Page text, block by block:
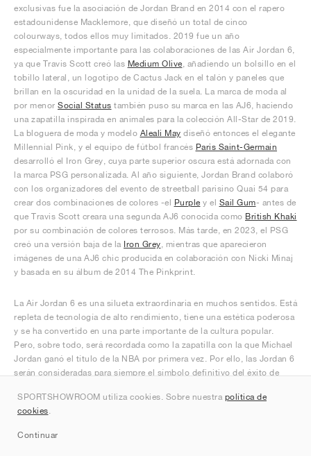
exclusivas fue la asociación de Jordan Brand en 2014 con el rapero
estadounidense Macklemore, que diseñó un total de cinco
colourways, todos ellos muy limitados. 2019 fue un año
especialmente importante para las colaboraciones de las Air Jordan 6,
ya que Travis Scott creó las Medium Olive , añadiendo un bolsillo en el
tobillo lateral, un logotipo de Cactus Jack en el talón y paneles que
brillan en la oscuridad en la unidad de la suela. La marca de moda al
por menor Social Status también puso su marca en las AJ6, haciendo
una zapatilla inspirada en animales para la colección All-Star de 2019.
La bloguera de moda y modelo Aleali May diseñó entonces el elegante
Millennial Pink, y el equipo de fútbol francés Paris Saint-Germain
desarrolló el Iron Grey, cuya parte superior oscura está adornada con
la marca PSG personalizada. Al año siguiente, Jordan Brand colaboró
con los organizadores del evento de streetball parisino Quai 54 para
crear dos combinaciones de colores -el Purple y el Sail Gum- antes de
que Travis Scott creara una segunda AJ6 conocida como British Khaki
por su combinación de colores terrosos. Más tarde, en 2023, el PSG
creó una versión baja de la Iron Grey , mientras que aparecieron
imágenes de una AJ6 chic producida en colaboración con Nicki Minaj
y basada en su álbum de 2014 The Pinkprint.
La Air Jordan 6 es una silueta extraordinaria en muchos sentidos. Está
repleta de tecnología de alto rendimiento, tiene una estética poderosa
y se ha convertido en una parte importante de la cultura popular.
Pero, sobre todo, será recordada como la zapatilla con la que Michael
Jordan ganó el título de la NBA por primera vez. Por ello, las Jordan 6
serán consideradas para siempre el símbolo definitivo del éxito de
SPORTSHOWROOM utiliza cookies. Sobre nuestra política de
cookies.
Continuar